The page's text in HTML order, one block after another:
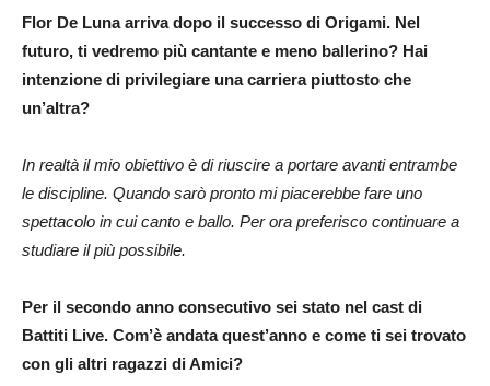
Flor De Luna arriva dopo il successo di Origami. Nel
futuro, ti vedremo più cantante e meno ballerino? Hai
intenzione di privilegiare una carriera piuttosto che
un’altra?
In realtà il mio obiettivo è di riuscire a portare avanti entrambe
le discipline. Quando sarò pronto mi piacerebbe fare uno
spettacolo in cui canto e ballo. Per ora preferisco continuare a
studiare il più possibile.
Per il secondo anno consecutivo sei stato nel cast di
Battiti Live. Com’è andata quest’anno e come ti sei trovato
con gli altri ragazzi di Amici?